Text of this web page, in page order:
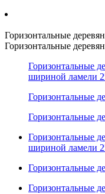
Горизонтальные
Горизонтальные
Горизонтальные
шириной ламели
Горизонтальные
Горизонтальные
Горизонтальные
шириной ламели
Горизонтальные
Горизонтальные